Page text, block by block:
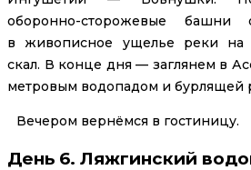
оборонно-сторожевые башни
в живописное ущелье реки на
скал. В конце дня — заглянем в
метровым водопадом и бурлящей
Вечером вернёмся в гостиницу.
День 6. Ляжгинский